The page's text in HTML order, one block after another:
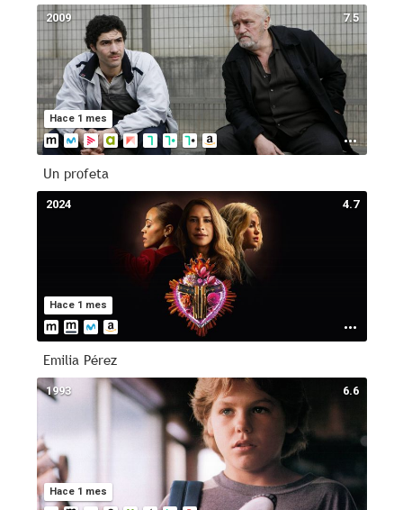
7.5
Hace 1 mes
2009
Un profeta
4.7
Hace 1 mes
2024
Emilia Pérez
6.6
Hace 1 mes
1993